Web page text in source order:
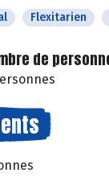
Flexitarien
de